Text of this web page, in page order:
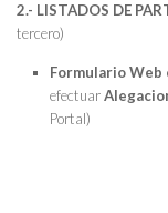
2.- LISTADOS DE
tercero)
Formulario Web
efectuar
Portal)